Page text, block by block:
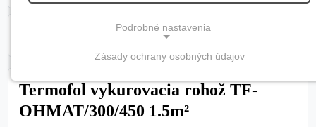
Termofol vykurovacia rohož TF-
OHMAT/300/450 1.5m²
Podrobné nastavenia
(vždy aktívne, nemožno vypnúť)
Tieto cookies sú potrebné na správne fungovanie
Zásady ochrany osobných údajov